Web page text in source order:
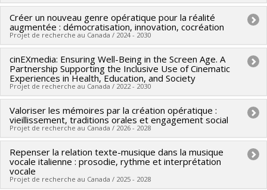
Sources de financement :CRSH/Conseil de recherches en
sciences humaines du Canada
Programmes de subvention :PVXXXXXX-Subvention Savoir
Chercheur principal : Ana Sokolović
Sources de financement :FRQSC/Fonds de recherche du
Québec - Société et culture (FQRSC)
Programmes de subvention :PV113813-(NP) Soutien à la
recherche pour la relève professorale
Créer un nouveau genre opératique pour la réalité
augmentée : démocratisation, innovation, cocréation
Projet de recherche au Canada / 2024 - 2030
Chercheur principal : Ana Sokolović
Sources de financement :Université de Montréal
Programmes de subvention :PVXXXXXX-FEI sans restriction
cinEXmedia: Ensuring Well-Being in the Screen Age. A
Partnership Supporting the Inclusive Use of Cinematic
Experiences in Health, Education, and Society
Projet de recherche au Canada / 2022 - 2030
Sources de financement :CRSH/Conseil de recherches en
sciences humaines du Canada
Programmes de subvention :PV128152-Subvention de
partenariat
Valoriser les mémoires par la création opératique :
vieillissement, traditions orales et engagement social
Projet de recherche au Canada / 2026 - 2028
Chercheur principal : Ana Sokolović
Co-chercheurs : Zoey Cochran,Jean-Michaël Lavoie
Sources de financement :CRSH/Conseil de recherches en
Repenser la relation texte-musique dans la musique
vocale italienne : prosodie, rythme et interprétation
vocale
Projet de recherche au Canada / 2025 - 2028